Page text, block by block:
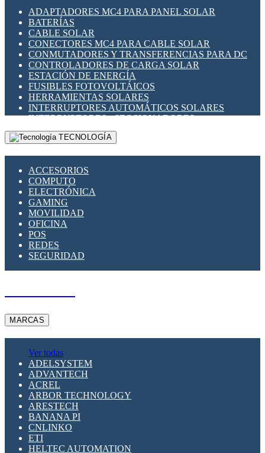
ADAPTADORES MC4 PARA PANEL SOLAR
BATERÍAS
CABLE SOLAR
CONECTORES MC4 PARA CABLE SOLAR
CONMUTADORES Y TRANSFERENCIAS PARA DC
CONTROLADORES DE CARGA SOLAR
ESTACIÓN DE ENERGÍA
FUSIBLES FOTOVOLTÁICOS
HERRAMIENTAS SOLARES
INTERRUPTORES AUTOMÁTICOS SOLARES
INTERRUPTORES - SECCIONADORES
FOTOVOLTÁICOS
MONTAJE PANEL SOLAR
SUPRESOR DE TRANSIENTES SPDS PARA
APLICACIONES FOTOVOLTAICAS
TECNOLOGÍA
ACCESORIOS
COMPUTO
ELECTRÓNICA
GAMING
MOVILIDAD
OFICINA
POS
REDES
SEGURIDAD
MARCAS
Ver todas
ADELSYSTEM
ADVANTECH
ACREL
ARBOR TECHNOLOGY
ARESTECH
BANANA PI
CNLINKO
ETI
HELTEC AUTOMATION